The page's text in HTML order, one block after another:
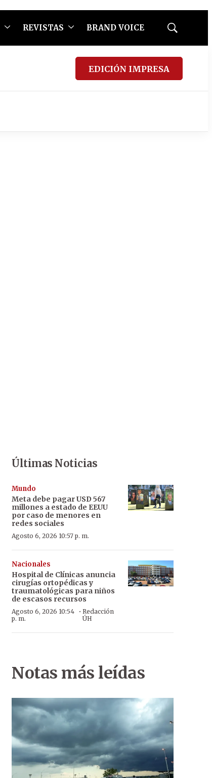
REVISTAS BRAND VOICE
Mostrar
EDICIÓN IMPRESA
Últimas Noticias
Mundo
Meta debe pagar USD 567
millones a estado de EEUU
por caso de menores en
redes sociales
Agosto 6, 2026 10:57 p. m.
Nacionales
Hospital de Clínicas anuncia
cirugías ortopédicas y
traumatológicas para niños
de escasos recursos
Agosto 6, 2026 10:54
p. m.
· Redacción
ÚH
Notas más leídas